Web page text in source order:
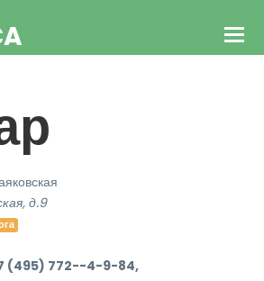
д.9
(495) 772--4-9-84,